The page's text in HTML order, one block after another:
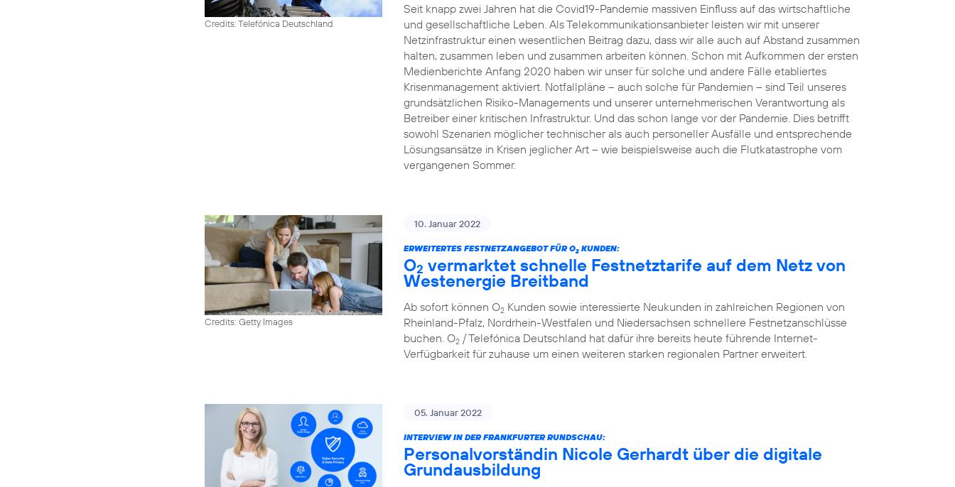
Credits: Telefónica Deutschland
Seit knapp zwei Jahren hat die Covid19-Pandemie massiven Einfluss auf das wirtschaftliche
und gesellschaftliche Leben. Als Telekommunikationsanbieter leisten wir mit unserer
Netzinfrastruktur einen wesentlichen Beitrag dazu, dass wir alle auch auf Abstand zusammen
halten, zusammen leben und zusammen arbeiten können. Schon mit Aufkommen der ersten
Medienberichte Anfang 2020 haben wir unser für solche und andere Fälle etabliertes
Krisenmanagement aktiviert. Notfallpläne – auch solche für Pandemien – sind Teil unseres
grundsätzlichen Risiko-Managements und unserer unternehmerischen Verantwortung als
Betreiber einer kritischen Infrastruktur. Und das schon lange vor der Pandemie. Dies betrifft
sowohl Szenarien möglicher technischer als auch personeller Ausfälle und entsprechende
Lösungsansätze in Krisen jeglicher Art – wie beispielsweise auch die Flutkatastrophe vom
vergangenen Sommer.
Credits: Getty Images
10. Januar 2022
ERWEITERTES FESTNETZANGEBOT FÜR O2 KUNDEN:
O2 vermarktet schnelle Festnetztarife auf dem Netz von
Westenergie Breitband
Ab sofort können O2 Kunden sowie interessierte Neukunden in zahlreichen Regionen von
Rheinland-Pfalz, Nordrhein-Westfalen und Niedersachsen schnellere Festnetzanschlüsse
buchen. O2 / Telefónica Deutschland hat dafür ihre bereits heute führende Internet-
Verfügbarkeit für zuhause um einen weiteren starken regionalen Partner erweitert.
05. Januar 2022
INTERVIEW IN DER FRANKFURTER RUNDSCHAU:
Personalvorständin Nicole Gerhardt über die digitale
Grundausbildung